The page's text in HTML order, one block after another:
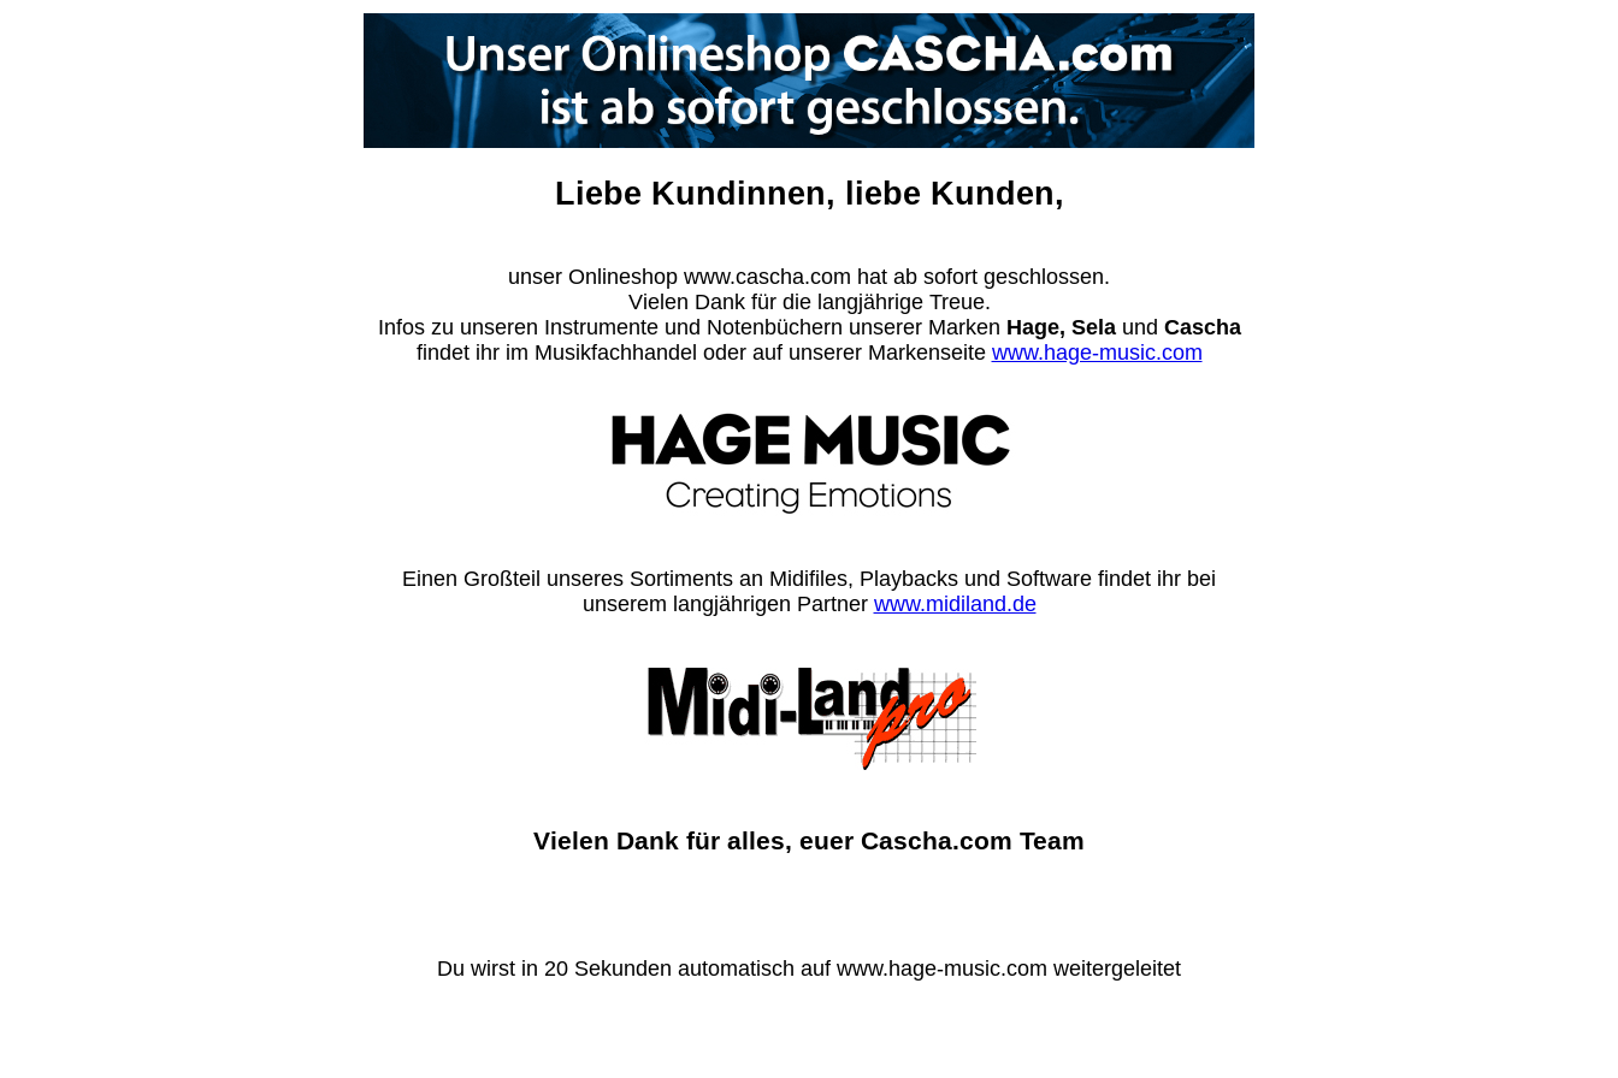
Liebe Kundinnen, liebe Kunden,
unser Onlineshop www.cascha.com hat ab sofort geschlossen.
Vielen Dank für die langjährige Treue.
Infos zu unseren Instrumente und Notenbüchern unserer Marken Hage, Selaund Cascha
findet ihr im Musikfachhandel oder auf unserer Markenseite www.hage-music.com
Einen Großteil unseres Sortiments an Midifiles, Playbacks und Software findet ihr bei
unserem langjährigen Partner www.midiland.de
Vielen Dank für alles, euer Cascha.com Team
Du wirst in 20 Sekunden automatisch auf www.hage-music.com weitergeleitet